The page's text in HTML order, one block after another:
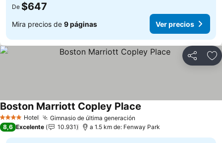
De $647
Mira precios de 9 páginas Ver precios
Compartir
4 EstrellasHotel Gimnasio de última generación
Boston Marriott Copley Place
8,6 Excelente 10.931 a 1.5 km de: Fenway Park